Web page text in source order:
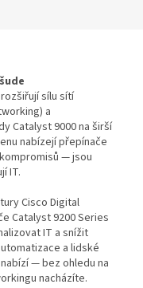
sílu sítí
a
Catalyst 9000 na širší
nabízejí přepínače
— jsou
IT.
Cisco Digital
Catalyst 9200 Series
IT a snížit
a lidské
— bez ohledu na
nacházíte.